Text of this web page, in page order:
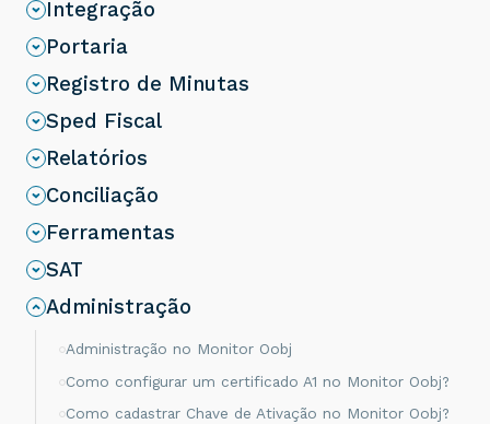
Integração
Portaria
Registro de Minutas
Sped Fiscal
Relatórios
Conciliação
Ferramentas
SAT
Administração
Administração no Monitor Oobj
Como configurar um certificado A1 no Monitor Oobj?
Como cadastrar Chave de Ativação no Monitor Oobj?